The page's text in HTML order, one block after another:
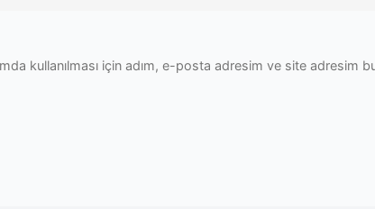
kullanılması için adım, e-posta adresim ve site adresim